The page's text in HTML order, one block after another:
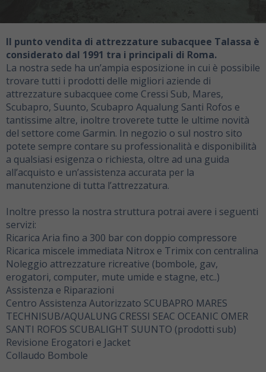
Il punto vendita di attrezzature subacquee Talassa è
considerato dal 1991 tra i principali di Roma.
La nostra sede ha un’ampia esposizione in cui è possibile
trovare tutti i prodotti delle migliori aziende di
attrezzature subacquee come Cressi Sub, Mares,
Scubapro, Suunto, Scubapro Aqualung Santi Rofos e
tantissime altre, inoltre troverete tutte le ultime novità
del settore come Garmin. In negozio o sul nostro sito
potete sempre contare su professionalità e disponibilità
a qualsiasi esigenza o richiesta, oltre ad una guida
all’acquisto e un’assistenza accurata per la
manutenzione di tutta l’attrezzatura.
Inoltre presso la nostra struttura potrai avere i seguenti
servizi:
Ricarica Aria fino a 300 bar con doppio compressore
Ricarica miscele immediata Nitrox e Trimix con centralina
Noleggio attrezzature ricreative (bombole, gav,
erogatori, computer, mute umide e stagne, etc..)
Assistenza e Riparazioni
Centro Assistenza Autorizzato SCUBAPRO MARES
TECHNISUB/AQUALUNG CRESSI SEAC OCEANIC OMER
SANTI ROFOS SCUBALIGHT SUUNTO (prodotti sub)
Revisione Erogatori e Jacket
Collaudo Bombole